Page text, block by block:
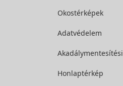
Okostérképek
Adatvédelem
Akadálymentesítési
Honlaptérkép